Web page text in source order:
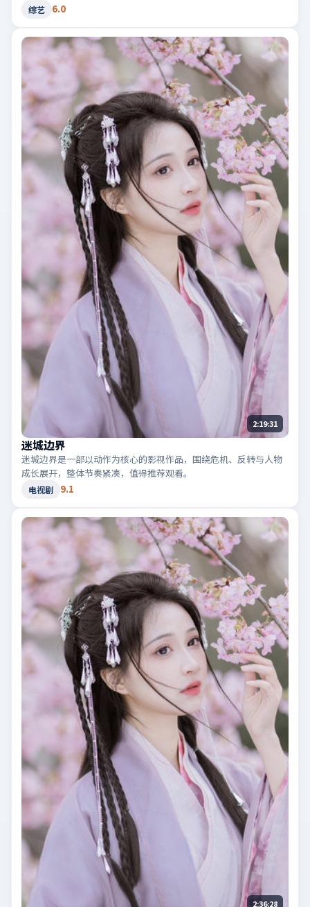
综艺 6.0
2:19:31
迷城边界
迷城边界是一部以动作为核心的影视作品，围绕危机、反转与人物
成长展开，整体节奏紧凑，值得推荐观看。
电视剧 9.1
2:36:28